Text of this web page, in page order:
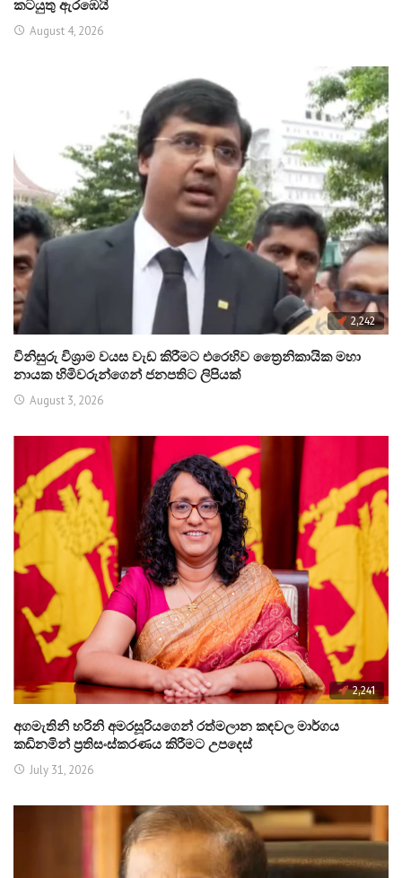
කටයුතු ඇරඹෙයි
August 4, 2026
2,242
විනිසුරු විශ්‍රාම වයස වැඩ කිරීමට එරෙහිව ත්‍රෛනිකායික මහා
නායක හිමිවරුන්ගෙන් ජනපතිට ලිපියක්
August 3, 2026
2,241
අගමැතිනි හරිනි අමරසූරියගෙන් රත්මලාන කඳවල මාර්ගය
කඩිනමින් ප්‍රතිසංස්කරණය කිරීමට උපදෙස්
July 31, 2026